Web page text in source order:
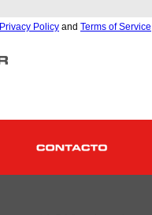
Privacy Policy and Terms of Service